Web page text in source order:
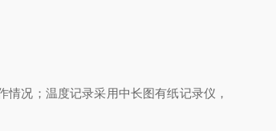
况；温度记录采用中长图有纸记录仪，